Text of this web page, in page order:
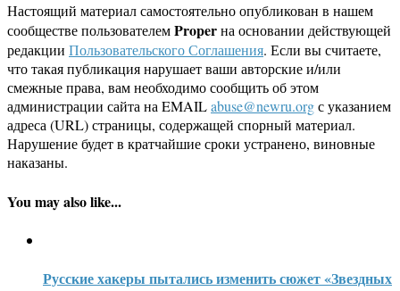
Настоящий материал самостоятельно опубликован в нашем
сообществе пользователемProperна основании действующей
редакции Пользовательского Соглашения. Если вы считаете,
что такая публикация нарушает ваши авторские и/или
смежные права, вам необходимо сообщить об этом
администрации сайта на EMAILabuse@newru.orgс указанием
адреса (URL) страницы, содержащей спорный материал.
Нарушение будет в кратчайшие сроки устранено, виновные
наказаны.
You may also like...
Русские хакеры пытались изменить сюжет «Звездных